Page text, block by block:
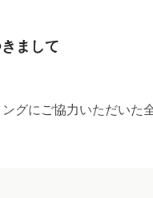
まして
グにご協力いただい